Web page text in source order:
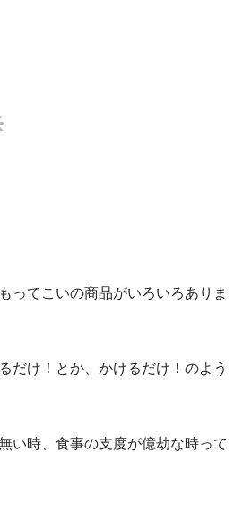
ってこいの商品がいろいろありま
だけ！とか、かけるだけ！のよう
い時、食事の支度が億劫な時って